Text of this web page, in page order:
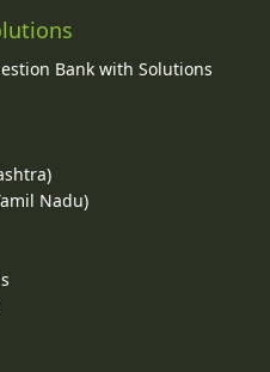
Bank with Solutions
Nadu)